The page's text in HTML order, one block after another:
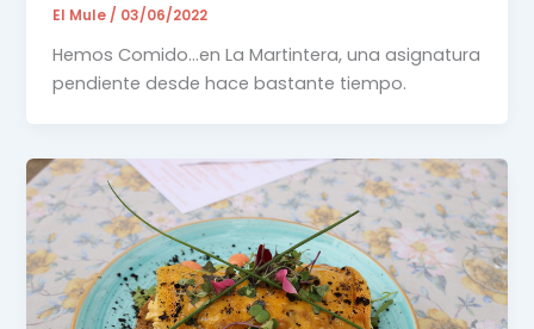
El Mule / 03/06/2022
Hemos Comido…en La Martintera, una asignatura
pendiente desde hace bastante tiempo.